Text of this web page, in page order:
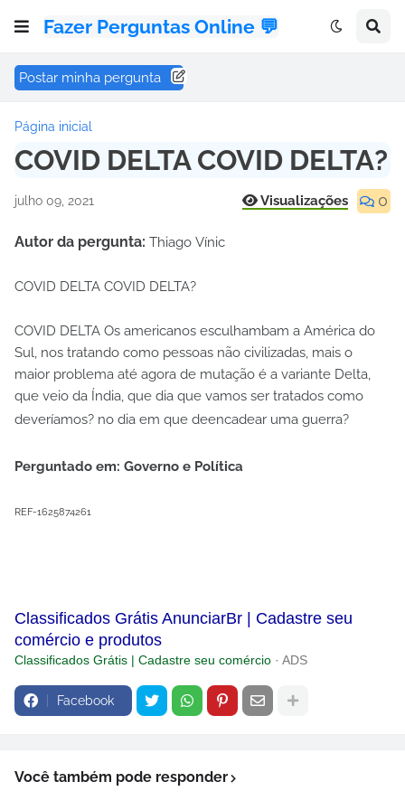
Fazer Perguntas Online 💬
Postar minha pergunta
Página inicial
COVID DELTA COVID DELTA?
julho 09, 2021 Visualizações 0
Autor da pergunta: Thiago Vínic
COVID DELTA COVID DELTA?
COVID DELTA Os americanos esculhambam a América do
Sul, nos tratando como pessoas não civilizadas, mais o
maior problema até agora de mutação é a variante Delta,
que veio da Índia, que dia que vamos ser tratados como
deveríamos? no dia em que deencadear uma guerra?
Perguntado em: Governo e Política
REF-1625874261
Classificados Grátis AnunciarBr | Cadastre seu
comércio e produtos
Classificados Grátis | Cadastre seu comércio · ADS
Facebook
Você também pode responder